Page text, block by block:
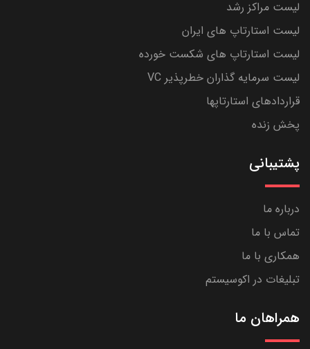
لیست مراکز رشد
لیست استارتاپ های ایران
لیست استارتاپ های شکست خورده
لیست سرمایه گذاران خطرپذیر VC
قراردادهای استارتاپها
پخش زنده
پشتیبانی
درباره ما
تماس با ما
همکاری با ما
تبلیغات در اکوسیستم
همراهان ما